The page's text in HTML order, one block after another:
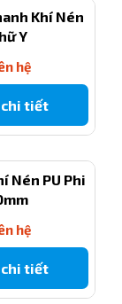
Khí Nén
Y
hệ
chi tiết
Nén PU Phi
hệ
chi tiết